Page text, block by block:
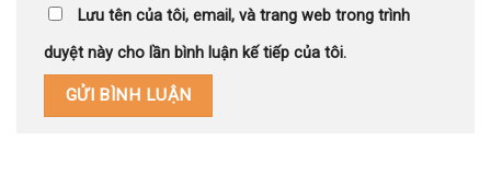
Lưu tên của tôi, email, và trang web trong trình
duyệt này cho lần bình luận kế tiếp của tôi.